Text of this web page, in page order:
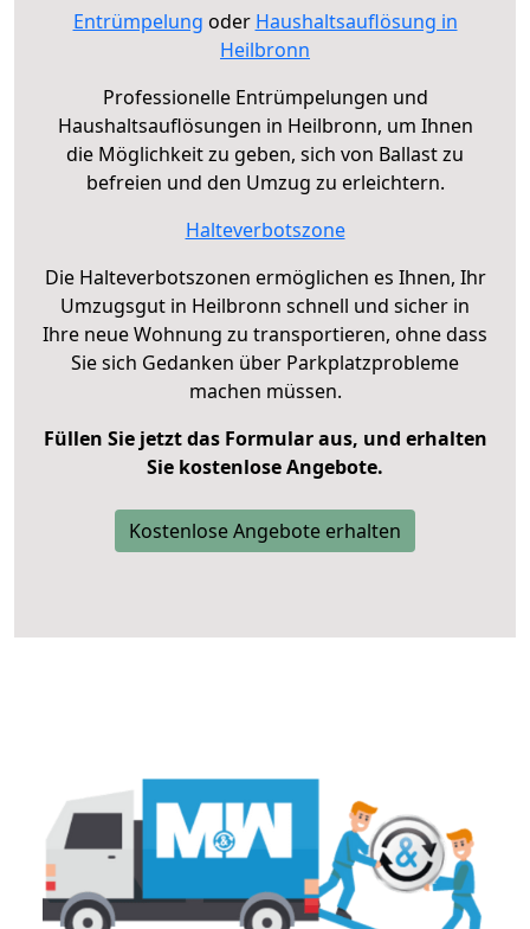
Entrümpelung oder Haushaltsauflösung in
Heilbronn
Professionelle Entrümpelungen und
Haushaltsauflösungen in Heilbronn, um Ihnen
die Möglichkeit zu geben, sich von Ballast zu
befreien und den Umzug zu erleichtern.
Halteverbotszone
Die Halteverbotszonen ermöglichen es Ihnen, Ihr
Umzugsgut in Heilbronn schnell und sicher in
Ihre neue Wohnung zu transportieren, ohne dass
Sie sich Gedanken über Parkplatzprobleme
machen müssen.
Füllen Sie jetzt das Formular aus, und erhalten
Sie kostenlose Angebote.
Kostenlose Angebote erhalten